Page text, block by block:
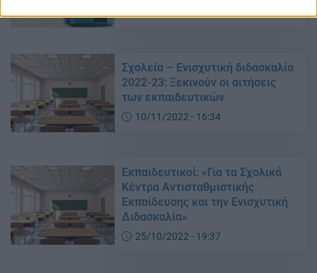
Σχολεία – Ενισχυτική διδασκαλία
2022-23: Ξεκινούν οι αιτήσεις
των εκπαιδευτικών
10/11/2022 - 16:34
Εκπαιδευτικοί: «Για τα Σχολικά
Κέντρα Αντισταθμιστικής
Εκπαίδευσης και την Ενισχυτική
Διδασκαλία»
25/10/2022 - 19:37